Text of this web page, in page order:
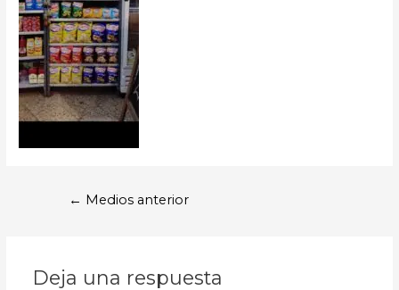
← Medios anterior
Deja una respuesta